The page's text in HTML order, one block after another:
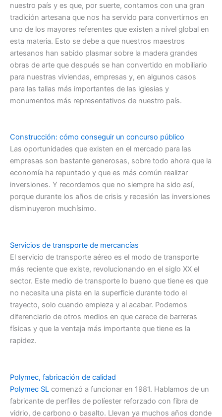
nuestro país y es que, por suerte, contamos con una gran
tradición artesana que nos ha servido para convertirnos en
uno de los mayores referentes que existen a nivel global en
esta materia. Esto se debe a que nuestros maestros
artesanos han sabido plasmar sobre la madera grandes
obras de arte que después se han convertido en mobiliario
para nuestras viviendas, empresas y, en algunos casos
para las tallas más importantes de las iglesias y
monumentos más representativos de nuestro país.
Construcción: cómo conseguir un concurso público
Las oportunidades que existen en el mercado para las
empresas son bastante generosas, sobre todo ahora que la
economía ha repuntado y que es más común realizar
inversiones. Y recordemos que no siempre ha sido así,
porque durante los años de crisis y recesión las inversiones
disminuyeron muchísimo.
Servicios de transporte de mercancías
El servicio de transporte aéreo es el modo de transporte
más reciente que existe, revolucionando en el siglo XX el
sector. Este medio de transporte lo bueno que tiene es que
no necesita una pista en la superficie durante todo el
trayecto, solo cuando empieza y al acabar. Podemos
diferenciarlo de otros medios en que carece de barreras
físicas y que la ventaja más importante que tiene es la
rapidez.
Polymec, fabricación de calidad
Polymec SL comenzó a funcionar en 1981. Hablamos de un
fabricante de perfiles de políester reforzado con fibra de
vidrio, de carbono o basalto. Llevan ya muchos años donde